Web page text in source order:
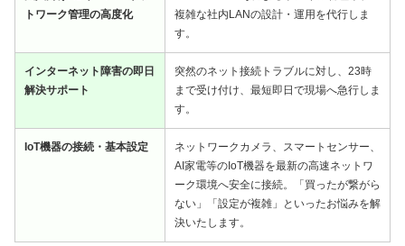
トワーク管理の高度化
複雑な社内LANの設計・運用を代行しま
す。
インターネット障害の即日
解決サポート
突然のネット接続トラブルに対し、23時
まで受け付け、最短即日で現場へ急行しま
す。
IoT機器の接続・基本設定
ネットワークカメラ、スマートセンサー、
AI家電等のIoT機器を最新の高速ネットワ
ーク環境へ安全に接続。「買ったが繋がら
ない」「設定が複雑」といったお悩みを解
決いたします。